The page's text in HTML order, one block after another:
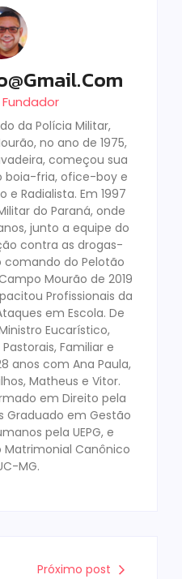
da Polícia Militar,
no ano de 1975,
começou sua
boia-fria, ofice-boy e
Radialista. Em 1997
do Paraná, onde
junto a equipe do
contra as drogas-
comando do Pelotão
Mourão de 2019
Profissionais da
em Escola. De
Eucarístico,
Familiar e
anos com Ana Paula,
Matheus e Vitor.
em Direito pela
Graduado em Gestão
pela UEPG, e
Canônico
MG.
Próximo post